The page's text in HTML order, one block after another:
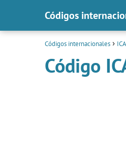
Códigos
Códigos internacionales
Código